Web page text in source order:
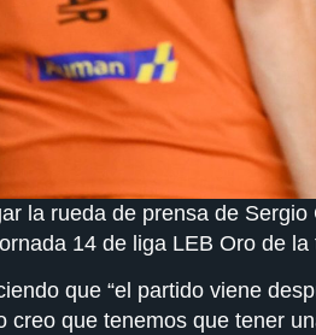
la rueda de prensa de
14 de liga LEB Oro de
que “el partido viene
creo que tenemos que tener